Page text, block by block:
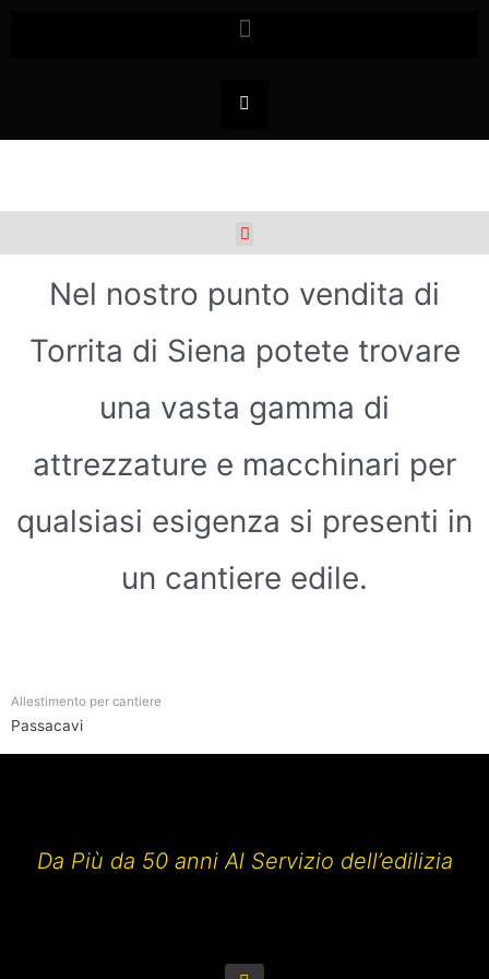
Nel nostro punto vendita di
Torrita di Siena potete trovare
una vasta gamma di
attrezzature e macchinari per
qualsiasi esigenza si presenti in
un cantiere edile.
Allestimento per cantiere
Passacavi
Da Più da 50 anni Al Servizio dell’edilizia